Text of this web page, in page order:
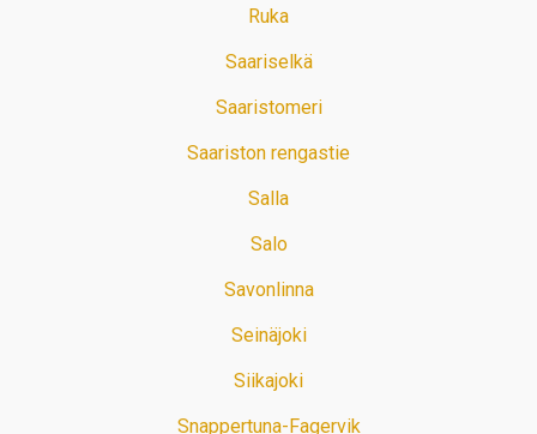
Ruka
Saariselkä
Saaristomeri
Saariston rengastie
Salla
Salo
Savonlinna
Seinäjoki
Siikajoki
Snappertuna-Fagervik